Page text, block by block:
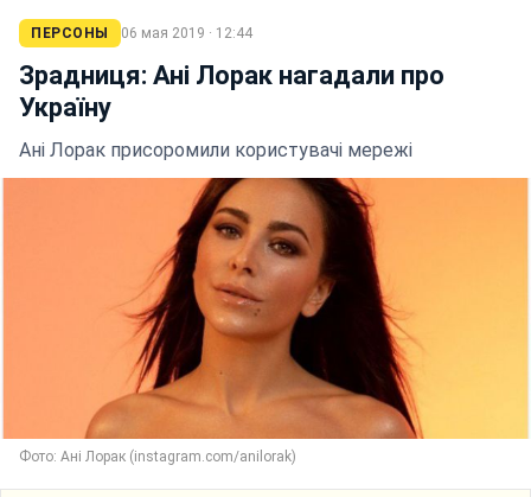
ПЕРСОНЫ 06 мая 2019 · 12:44
Зрадниця: Ані Лорак нагадали про
Україну
Ані Лорак присоромили користувачі мережі
Фото: Ані Лорак (instagram.com/anilorak)